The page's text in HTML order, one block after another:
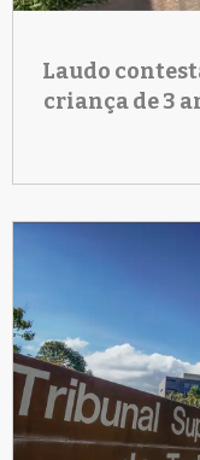
Laudo
criança de 3